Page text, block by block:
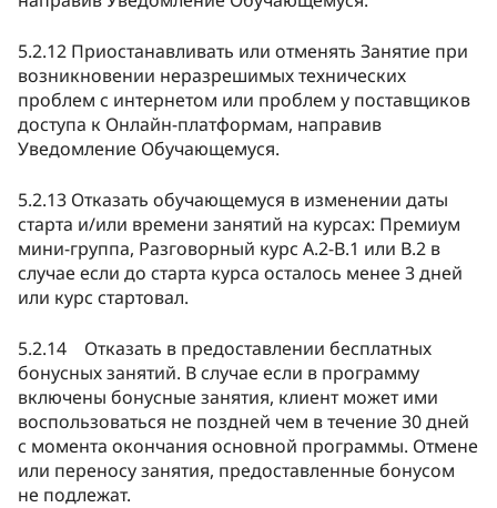
5.2.12 Приостанавливать или отменять Занятие при
возникновении неразрешимых технических
проблем с интернетом или проблем у поставщиков
доступа к Онлайн-платформам, направив
Уведомление Обучающемуся.
5.2.13 Отказать обучающемуся в изменении даты
старта и/или времени занятий на курсах: Премиум
мини-группа, Разговорный курс А.2-В.1 или В.2 в
случае если до старта курса осталось менее 3 дней
или курс стартовал.
5.2.14 Отказать в предоставлении бесплатных
бонусных занятий. В случае если в программу
включены бонусные занятия, клиент может ими
воспользоваться не поздней чем в течение 30 дней
с момента окончания основной программы. Отмене
или переносу занятия, предоставленные бонусом
не подлежат.